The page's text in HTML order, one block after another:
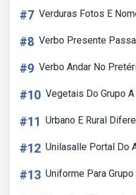
#7 Verduras Fotos E
#8 Verbo Presente
#9 Verbo Andar No
#10 Vegetais Do Grupo A
#11 Urbano E Rural
#12 Unilasalle Portal Do
#13 Uniforme Para